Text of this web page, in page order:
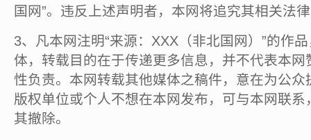
国网”。违反上述声明者，本网将追究其相关法
3、凡本网注明“来源：XXX（非北国网）”的作
体，转载目的在于传递更多信息，并不代表本
性负责。本网转载其他媒体之稿件，意在为公
版权单位或个人不想在本网发布，可与本网联
其撤除。